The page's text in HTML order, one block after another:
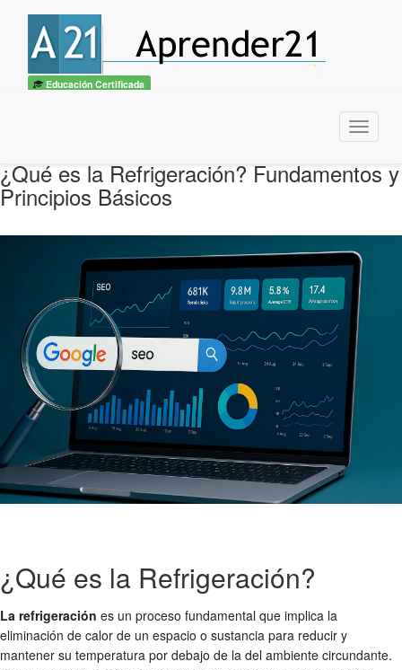
Educación Certificada
Menu
¿Qué es la Refrigeración? Fundamentos y
Principios Básicos
¿Qué es la Refrigeración?
La refrigeración es un proceso fundamental que implica la
eliminación de calor de un espacio o sustancia para reducir y
mantener su temperatura por debajo de la del ambiente circundante.